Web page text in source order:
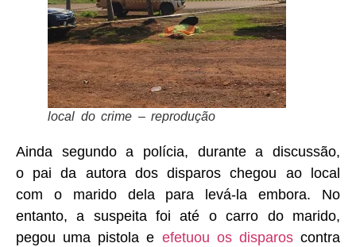
local do crime – reprodução
Ainda segundo a polícia, durante a discussão,
o pai da autora dos disparos chegou ao local
com o marido dela para levá-la embora. No
entanto, a suspeita foi até o carro do marido,
pegou uma pistola e efetuou os disparoscontra